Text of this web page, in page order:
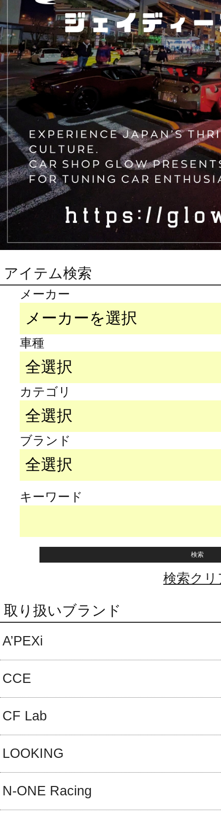
アイテム検索
メーカー
車種
カテゴリ
ブランド
キーワード
検索クリ
取り扱いブランド
A’PEXi
CCE
CF Lab
LOOKING
N-ONE Racing